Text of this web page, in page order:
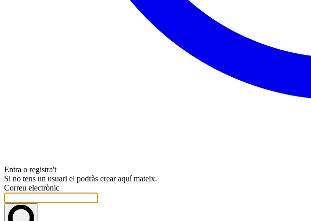
Entra o registra't
Si no tens un usuari el podràs crear aquí mateix.
Correu electrònic